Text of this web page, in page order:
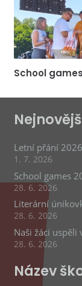
School
Letní přání 2026
1. 7. 2026
School games
28. 6. 2026
Literární
28. 6. 2026
Naši žáci uspěli
28. 6. 2026
Název